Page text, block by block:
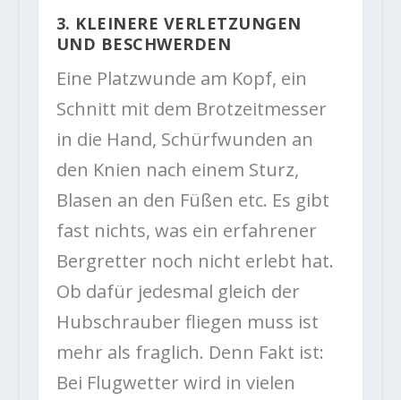
3. KLEINERE VERLETZUNGEN
UND BESCHWERDEN
Eine Platzwunde am Kopf, ein
Schnitt mit dem Brotzeitmesser
in die Hand, Schürfwunden an
den Knien nach einem Sturz,
Blasen an den Füßen etc. Es gibt
fast nichts, was ein erfahrener
Bergretter noch nicht erlebt hat.
Ob dafür jedesmal gleich der
Hubschrauber fliegen muss ist
mehr als fraglich. Denn Fakt ist:
Bei Flugwetter wird in vielen